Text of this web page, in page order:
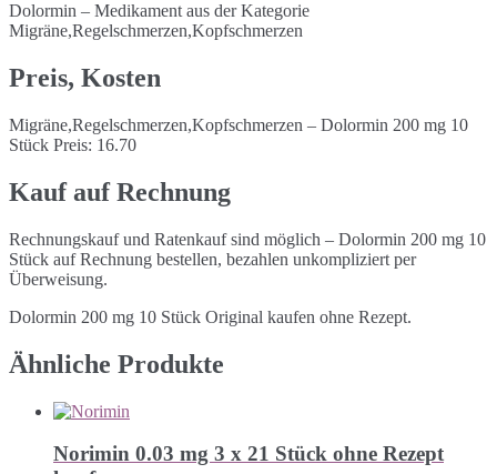
Dolormin – Medikament aus der Kategorie
Migräne,Regelschmerzen,Kopfschmerzen
Preis, Kosten
Migräne,Regelschmerzen,Kopfschmerzen – Dolormin 200 mg 10
Stück Preis: 16.70
Kauf auf Rechnung
Rechnungskauf und Ratenkauf sind möglich – Dolormin 200 mg 10
Stück auf Rechnung bestellen, bezahlen unkompliziert per
Überweisung.
Dolormin 200 mg 10 Stück Original kaufen ohne Rezept.
Ähnliche Produkte
Norimin 0.03 mg 3 x 21 Stück ohne Rezept